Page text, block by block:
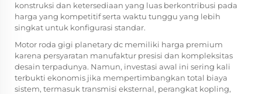
konstruksi dan ketersediaan yang luas berkontribusi pada
harga yang kompetitif serta waktu tunggu yang lebih
singkat untuk konfigurasi standar.
Motor roda gigi planetary dc memiliki harga premium
karena persyaratan manufaktur presisi dan kompleksitas
desain terpadunya. Namun, investasi awal ini sering kali
terbukti ekonomis jika mempertimbangkan total biaya
sistem, termasuk transmisi eksternal, perangkat kopling,